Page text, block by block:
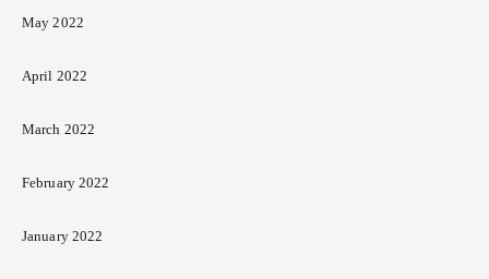
May 2022
April 2022
March 2022
February 2022
January 2022